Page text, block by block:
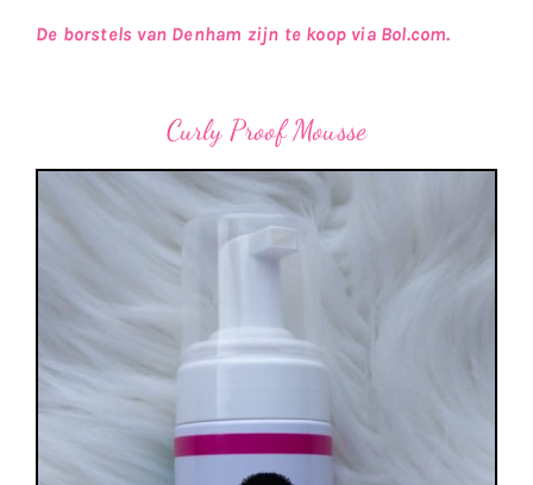
De borstels van Denham zijn te koop via Bol.com.
Curly Proof Mousse